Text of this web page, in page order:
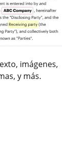
imágenes,
y más.